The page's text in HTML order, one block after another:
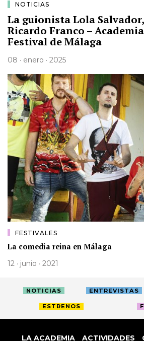
NOTICIAS
La guionista Lola
Ricardo Franco –
Festival de Málaga
08 · enero · 2025
FESTIVALES
La comedia reina en Málaga
12 · junio · 2021
NOTICIAS ENTREVISTAS
ESTRENOS
LA ACADEMIA ACTIVIDADES